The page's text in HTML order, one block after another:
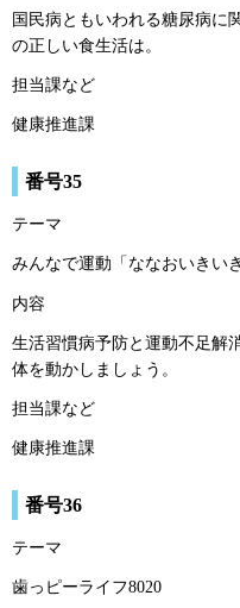
国民病ともいわれる糖尿病に
の正しい食生活は。
担当課など
健康推進課
番号35
テーマ
みんなで運動「ななおいきい
内容
生活習慣病予防と運動不足解
体を動かしましょう。
担当課など
健康推進課
番号36
テーマ
歯っピーライフ8020